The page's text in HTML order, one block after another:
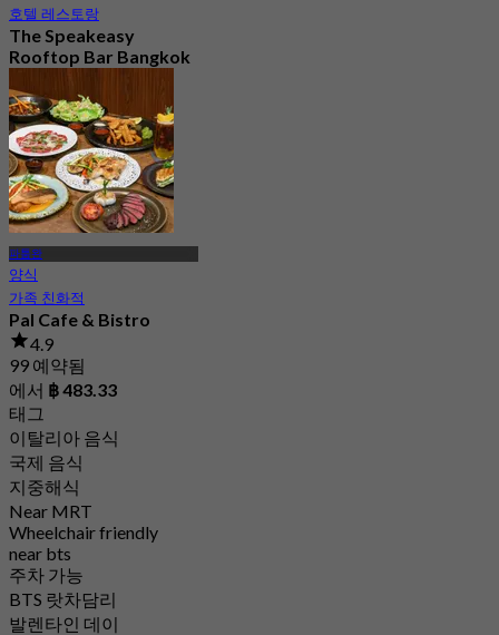
호텔 레스토랑
The Speakeasy
Rooftop Bar Bangkok
253 예약됨
에서฿ 499.75
파툼완
양식
가족 친화적
Pal Cafe & Bistro
4.9
99 예약됨
에서 ฿ 483.33
태그
이탈리아 음식
국제 음식
지중해식
Near MRT
Wheelchair friendly
near bts
주차 가능
BTS 랏차담리
발렌타인 데이